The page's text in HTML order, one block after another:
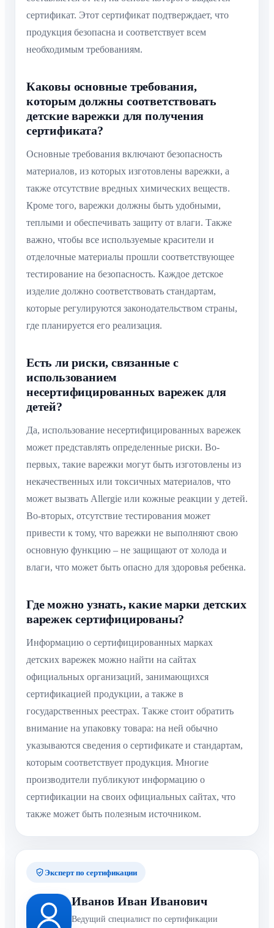
сертификат. Этот сертификат подтверждает, что
продукция безопасна и соответствует всем
необходимым требованиям.
Каковы основные требования,
которым должны соответствовать
детские варежки для получения
сертификата?
Основные требования включают безопасность
материалов, из которых изготовлены варежки, а
также отсутствие вредных химических веществ.
Кроме того, варежки должны быть удобными,
теплыми и обеспечивать защиту от влаги. Также
важно, чтобы все используемые красители и
отделочные материалы прошли соответствующее
тестирование на безопасность. Каждое детское
изделие должно соответствовать стандартам,
которые регулируются законодательством страны,
где планируется его реализация.
Есть ли риски, связанные с
использованием
несертифицированных варежек для
детей?
Да, использование несертифицированных варежек
может представлять определенные риски. Во-
первых, такие варежки могут быть изготовлены из
некачественных или токсичных материалов, что
может вызвать Allergie или кожные реакции у детей.
Во-вторых, отсутствие тестирования может
привести к тому, что варежки не выполняют свою
основную функцию – не защищают от холода и
влаги, что может быть опасно для здоровья ребенка.
Где можно узнать, какие марки детских
варежек сертифицированы?
Информацию о сертифицированных марках
детских варежек можно найти на сайтах
официальных организаций, занимающихся
сертификацией продукции, а также в
государственных реестрах. Также стоит обратить
внимание на упаковку товара: на ней обычно
указываются сведения о сертификате и стандартам,
которым соответствует продукция. Многие
производители публикуют информацию о
сертификации на своих официальных сайтах, что
также может быть полезным источником.
Эксперт по сертификации
Иванов Иван Иванович
Ведущий специалист по сертификации